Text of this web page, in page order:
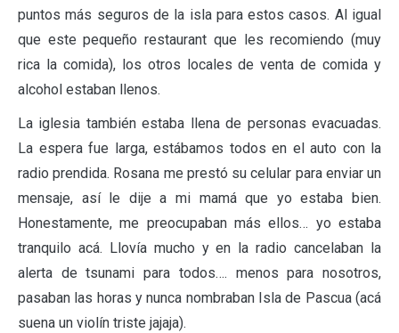
puntos más seguros de la isla para estos casos. Al igual
que este pequeño restaurant que les recomiendo (muy
rica la comida), los otros locales de venta de comida y
alcohol estaban llenos.
La iglesia también estaba llena de personas evacuadas.
La espera fue larga, estábamos todos en el auto con la
radio prendida. Rosana me prestó su celular para enviar un
mensaje, así le dije a mi mamá que yo estaba bien.
Honestamente, me preocupaban más ellos… yo estaba
tranquilo acá. Llovía mucho y en la radio cancelaban la
alerta de tsunami para todos…. menos para nosotros,
pasaban las horas y nunca nombraban Isla de Pascua (acá
suena un violín triste jajaja).